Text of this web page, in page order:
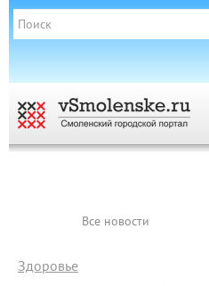
Все новости
Здоровье